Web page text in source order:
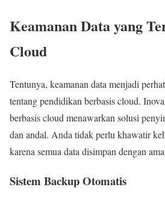
Keamanan Data yang
Cloud
Tentunya, keamanan data menjadi
tentang pendidikan berbasis cloud.
berbasis cloud menawarkan solusi
dan andal. Anda tidak perlu khawatir
karena semua data disimpan dengan
Sistem Backup Otomatis